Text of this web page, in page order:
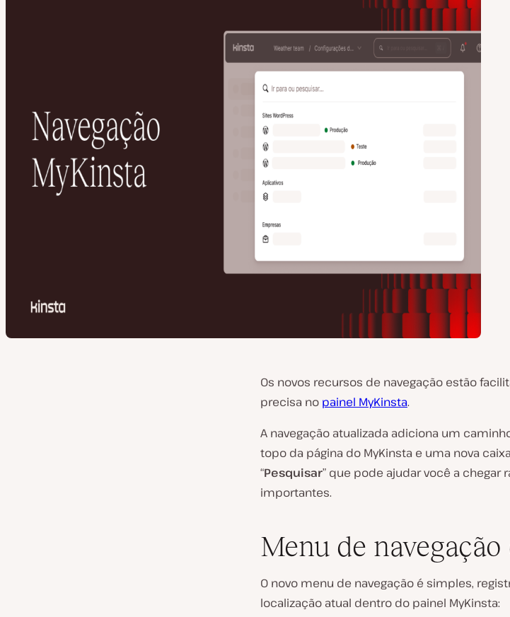
Os novos recursos de navegação estão
precisa no painel MyKinsta.
A navegação atualizada adiciona um
topo da página do MyKinsta e uma nova
“Pesquisar” que pode ajudar você a chegar
importantes.
Menu de
O novo menu de navegação é simples,
localização atual dentro do painel MyKinsta: